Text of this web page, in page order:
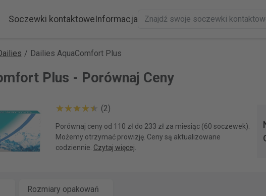
Soczewki kontaktoweInformacja
/ Dailies AquaComfort Plus
Plus - Porównaj Ceny
(2)
Porównaj ceny od 110 zł do 233 zł za miesiąc (60 soczewek).
Możemy otrzymać prowizję. Ceny są aktualizowane
codziennie. Czytaj więcej
Rozmiary opakowań